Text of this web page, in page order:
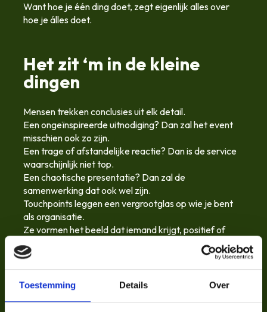
Toestemming Details Over
Want hoe je één ding doet, zegt eigenlijk alles over
hoe je álles doet.
Het zit ‘m in de kleine
dingen
Mensen trekken conclusies uit elk detail.
Een ongeïnspireerde uitnodiging? Dan zal het event
misschien ook zo zijn.
Een trage of afstandelijke reactie? Dan is de service
waarschijnlijk niet top.
Een chaotische presentatie? Dan zal de
samenwerking dat ook wel zijn.
Touchpoints leggen een vergrootglas op wie je bent
als organisatie.
Ze vormen het beeld dat iemand krijgt, positief of
negatief,
en bepalen of iemand klant wordt, blijft of vertrekt.
Wie je bent, straal je uit